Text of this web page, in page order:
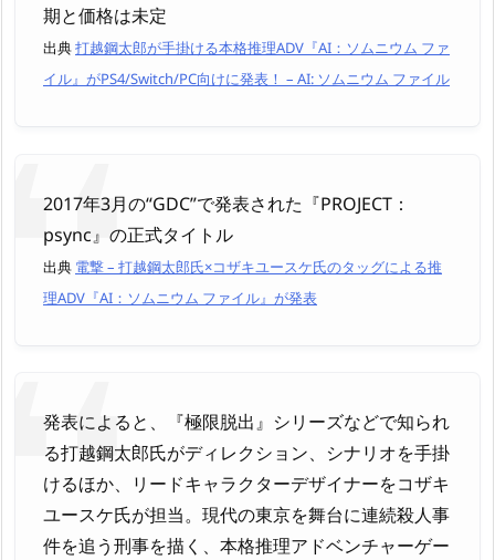
期と価格は未定
出典打越鋼太郎が手掛ける本格推理ADV『AI：ソムニウム ファ
イル』がPS4/Switch/PC向けに発表！ – AI: ソムニウム ファイル
2017年3月の“GDC”で発表された『PROJECT：
psync』の正式タイトル
出典 電撃 – 打越鋼太郎氏×コザキユースケ氏のタッグによる推
理ADV『AI：ソムニウム ファイル』が発表
発表によると、『極限脱出』シリーズなどで知られ
る打越鋼太郎氏がディレクション、シナリオを手掛
けるほか、リードキャラクターデザイナーをコザキ
ユースケ氏が担当。現代の東京を舞台に連続殺人事
件を追う刑事を描く、本格推理アドベンチャーゲー